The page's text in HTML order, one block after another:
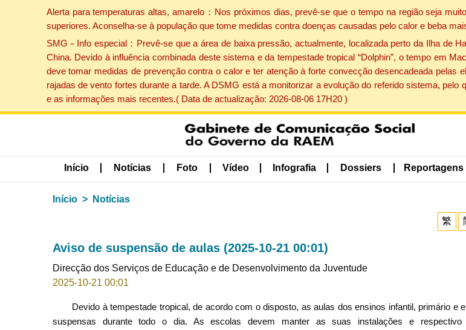
Alerta para temperaturas altas, amarelo：Nos próximos dias, prevê-se que o tempo na região seja
superiores. Aconselha-se à população que tome medidas contra doenças causadas pelo calor e beba
SMG－Info especial：Prevê-se que a área de baixa pressão, actualmente, localizada perto da Ilha de
China. Devido à influência combinada deste sistema e da tempestade tropical “Dolphin”, o tempo em
deve tomar medidas de prevenção contra o calor e ter atenção à forte convecção desencadeada pelas
rajadas de vento fortes durante a tarde. A DSMG está a monitorizar a evolução do referido sistema,
e as informações mais recentes.( Data de actualização: 2026-08-06 17H20 )
Início Notícias Foto Vídeo Infografia Dossiers Reportagens
Início Notícias
繁
Aviso de suspensão de aulas (2025-10-21 00:01)
Direcção dos Serviços de Educação e de Desenvolvimento da Juventude
2025-10-21 00:01
Devido à tempestade tropical, de acordo com o disposto, as aulas dos ensinos infantil, primário e
suspensas durante todo o dia. As escolas devem manter as suas instalações e respectivo